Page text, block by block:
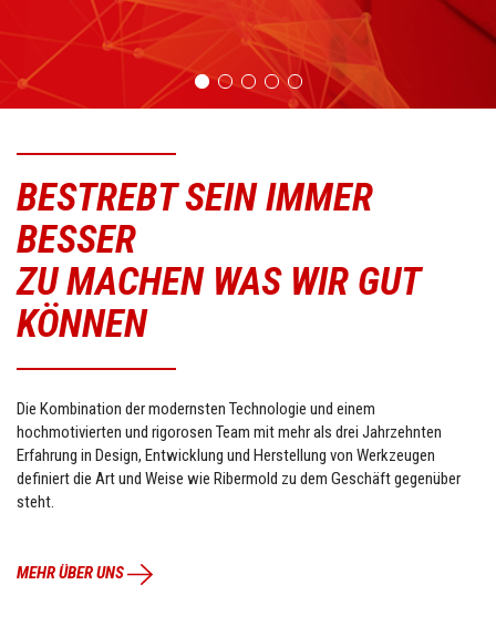
BESTREBT SEIN IMMER
BESSER
ZU MACHEN WAS WIR GUT
KÖNNEN
Die Kombination der modernsten Technologie und einem
hochmotivierten und rigorosen Team mit mehr als drei Jahrzehnten
Erfahrung in Design, Entwicklung und Herstellung von Werkzeugen
definiert die Art und Weise wie Ribermold zu dem Geschäft gegenüber
steht.
MEHR ÜBER UNS